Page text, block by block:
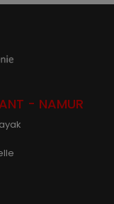
- NAMUR